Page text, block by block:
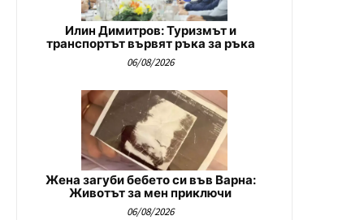
Илин Димитров: Туризмът и
транспортът вървят ръка за ръка
06/08/2026
Жена загуби бебето си във Варна:
Животът за мен приключи
06/08/2026